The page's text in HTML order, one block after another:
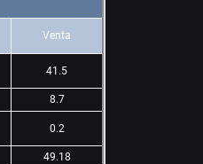
Venta
41.5
8.7
0.2
49.18